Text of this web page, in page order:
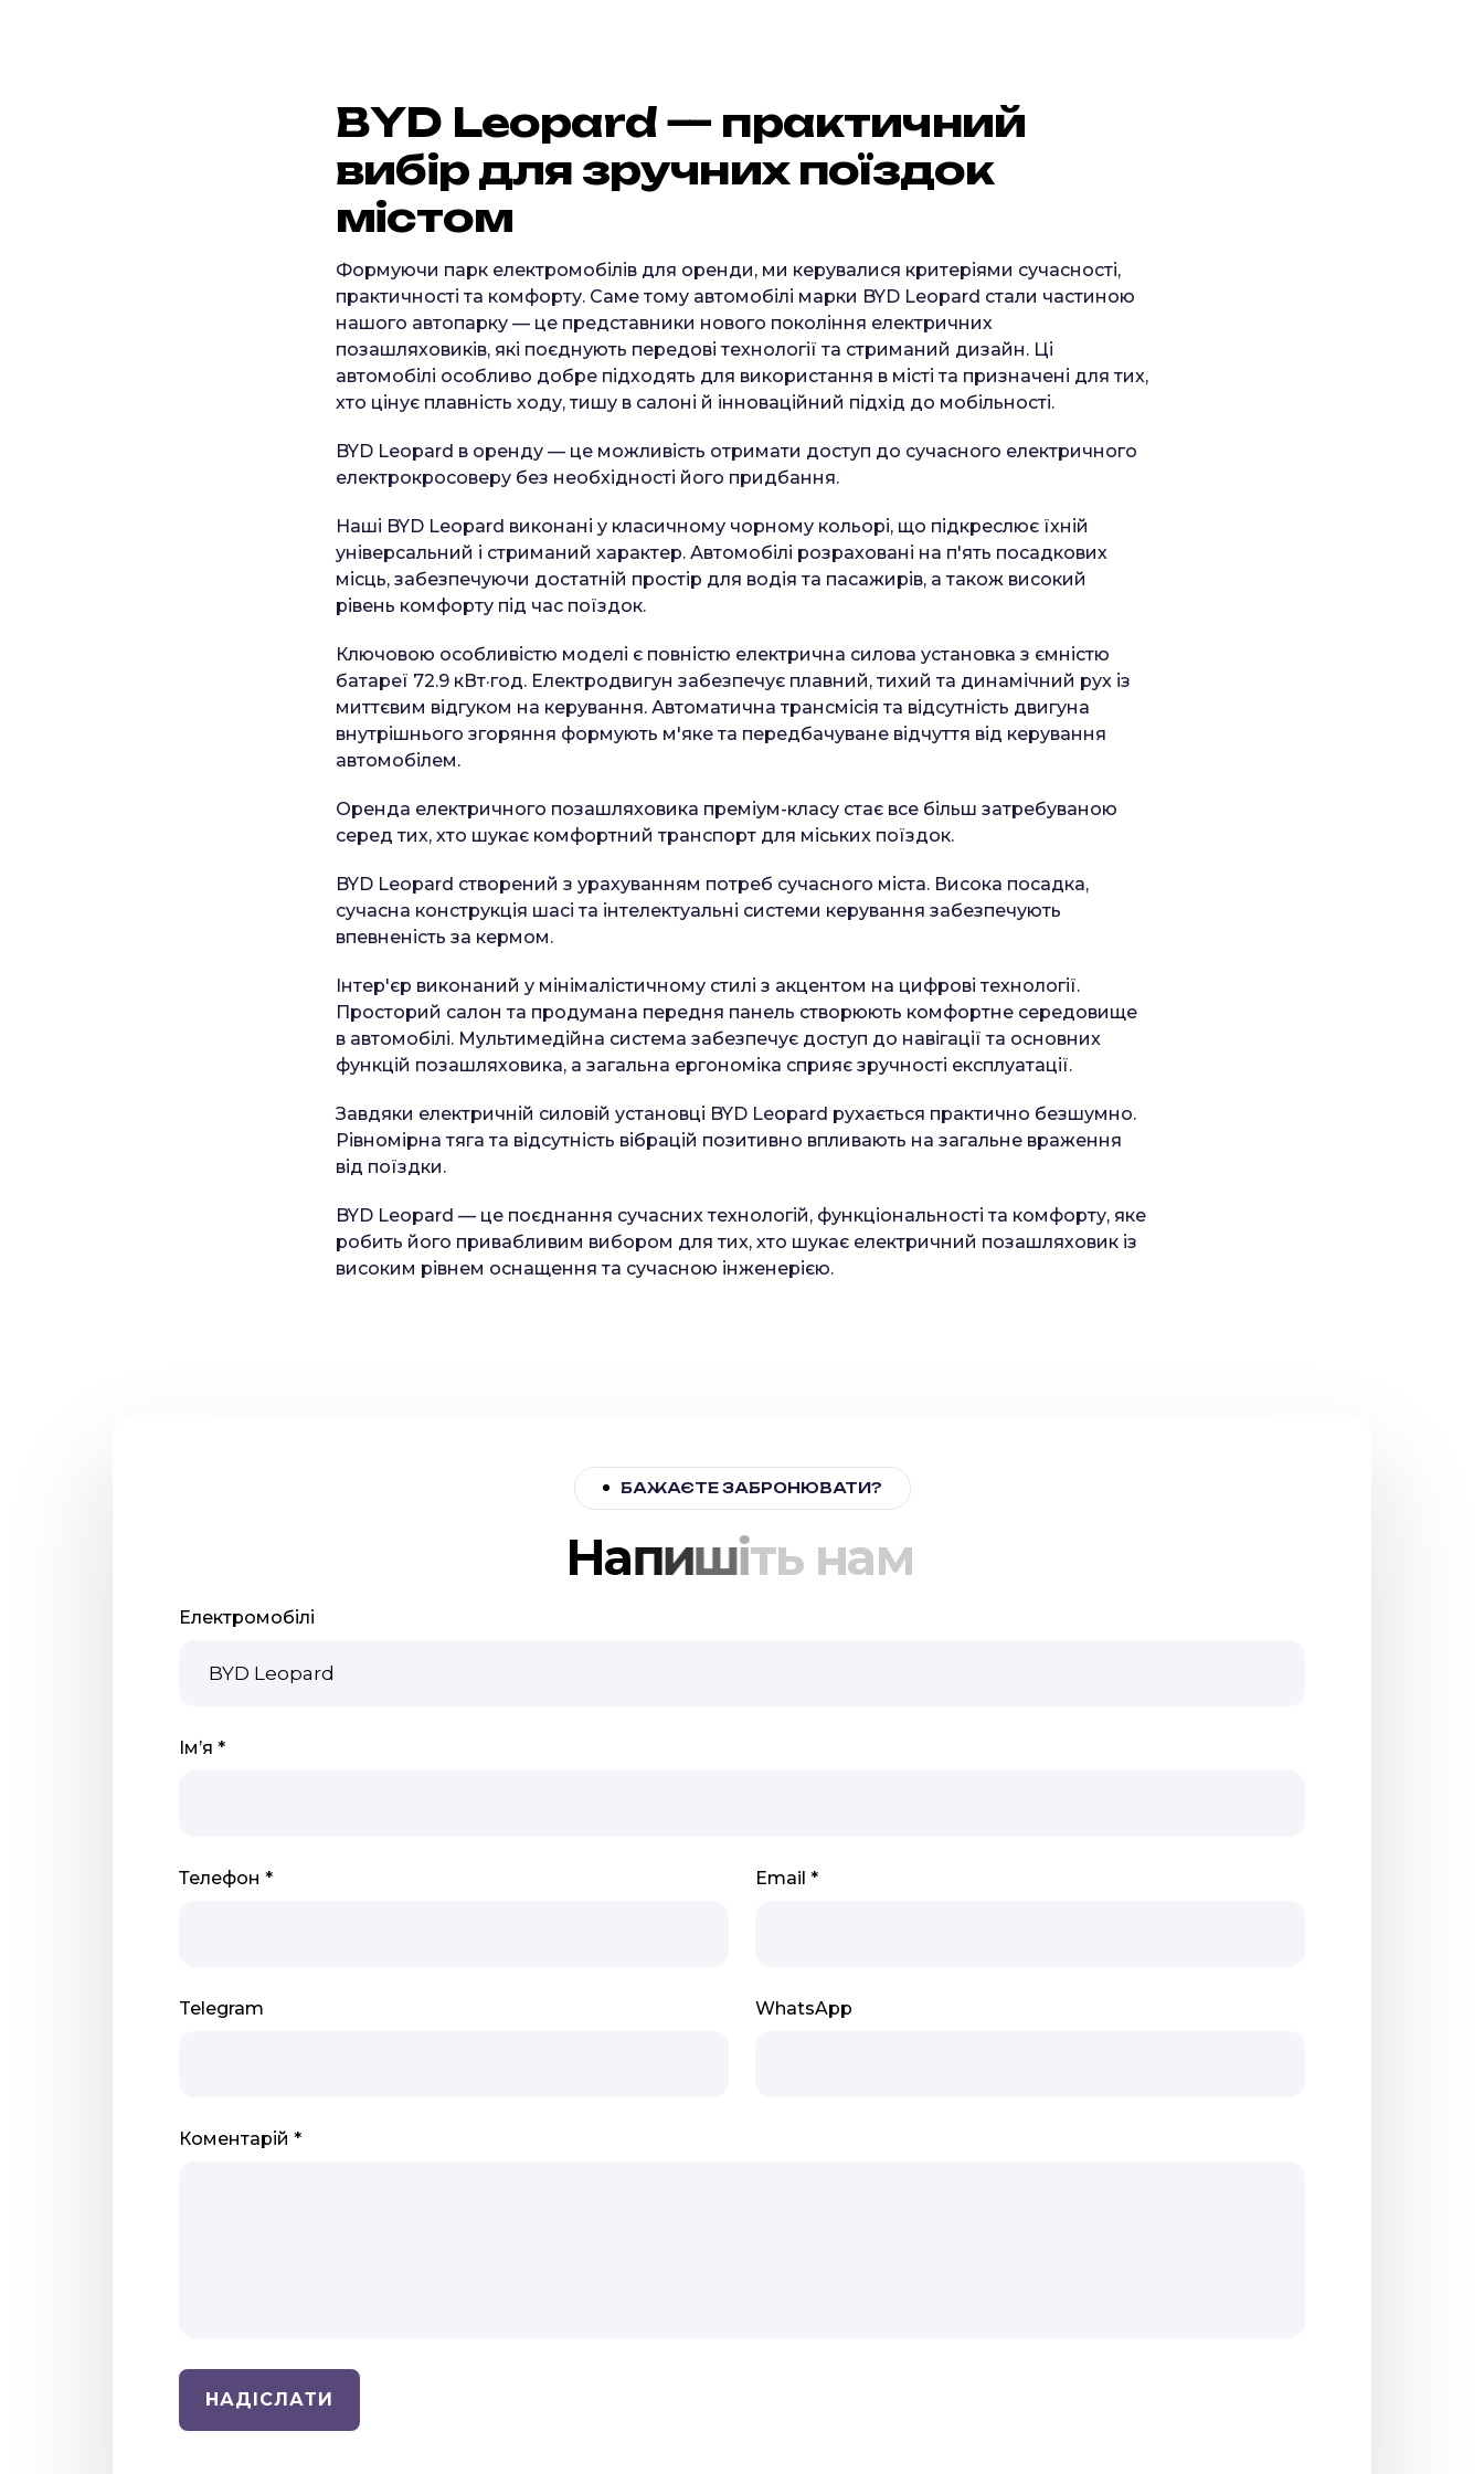
BYD Leopard — практичний
вибір для зручних поїздок
містом
Формуючи парк електромобілів для оренди, ми керувалися критеріями сучасності,
практичності та комфорту. Саме тому автомобілі марки BYD Leopard стали частиною
нашого автопарку — це представники нового покоління електричних
позашляховиків, які поєднують передові технології та стриманий дизайн. Ці
автомобілі особливо добре підходять для використання в місті та призначені для тих,
хто цінує плавність ходу, тишу в салоні й інноваційний підхід до мобільності.
BYD Leopard в оренду — це можливість отримати доступ до сучасного електричного
електрокросоверу без необхідності його придбання.
Наші BYD Leopard виконані у класичному чорному кольорі, що підкреслює їхній
універсальний і стриманий характер. Автомобілі розраховані на п'ять посадкових
місць, забезпечуючи достатній простір для водія та пасажирів, а також високий
рівень комфорту під час поїздок.
Ключовою особливістю моделі є повністю електрична силова установка з ємністю
батареї 72.9 кВт·год. Електродвигун забезпечує плавний, тихий та динамічний рух із
миттєвим відгуком на керування. Автоматична трансмісія та відсутність двигуна
внутрішнього згоряння формують м'яке та передбачуване відчуття від керування
автомобілем.
Оренда електричного позашляховика преміум-класу стає все більш затребуваною
серед тих, хто шукає комфортний транспорт для міських поїздок.
BYD Leopard створений з урахуванням потреб сучасного міста. Висока посадка,
сучасна конструкція шасі та інтелектуальні системи керування забезпечують
впевненість за кермом.
Інтер'єр виконаний у мінімалістичному стилі з акцентом на цифрові технології.
Просторий салон та продумана передня панель створюють комфортне середовище
в автомобілі. Мультимедійна система забезпечує доступ до навігації та основних
функцій позашляховика, а загальна ергономіка сприяє зручності експлуатації.
Завдяки електричній силовій установці BYD Leopard рухається практично безшумно.
Рівномірна тяга та відсутність вібрацій позитивно впливають на загальне враження
від поїздки.
BYD Leopard — це поєднання сучасних технологій, функціональності та комфорту, яке
робить його привабливим вибором для тих, хто шукає електричний позашляховик із
високим рівнем оснащення та сучасною інженерією.
БАЖАЄТЕ ЗАБРОНЮВАТИ?
Напишіть нам
Електромобілі
Імʼя *
Телефон * Email *
Telegram WhatsApp
Коментарій *
НАДІСЛАТИ